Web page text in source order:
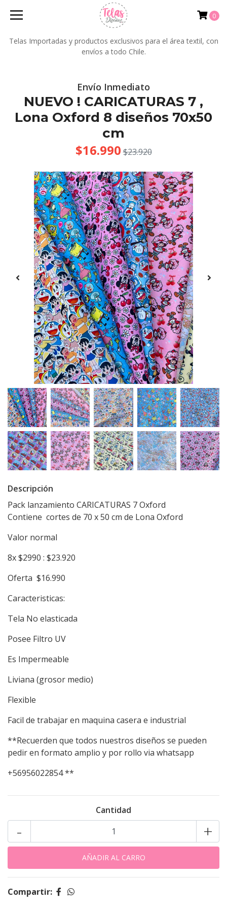
Telas Importadas y productos exclusivos para el área textil, con
envíos a todo Chile.
0
Envío Inmediato
NUEVO ! CARICATURAS 7 ,
Lona Oxford 8 diseños 70x50
cm
$16.990 $23.920
Descripción
Pack lanzamiento CARICATURAS 7 Oxford
Contiene cortes de 70 x 50 cm de Lona Oxford
Valor normal
8x $2990 : $23.920
Oferta $16.990
Caracteristicas:
Tela No elasticada
Posee Filtro UV
Es Impermeable
Liviana (grosor medio)
Flexible
Facil de trabajar en maquina casera e industrial
**Recuerden que todos nuestros diseños se pueden
pedir en formato amplio y por rollo via whatsapp
+56956022854 **
Cantidad
+
-
Compartir: